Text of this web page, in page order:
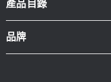
產品目錄
品牌